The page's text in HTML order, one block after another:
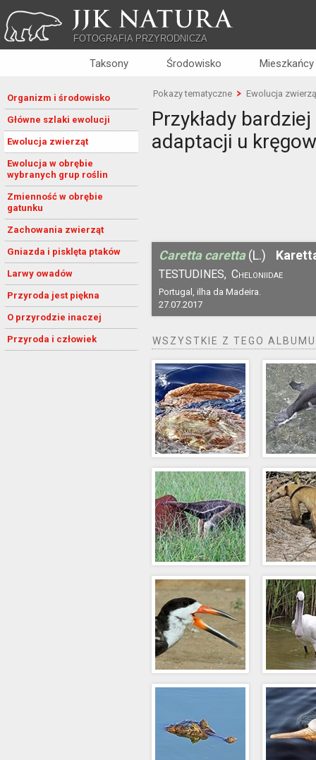
JJK NATURA
FOTOGRAFIA PRZYRODNICZA
Taksony Środowisko
Organizm i środowisko
Główne szlaki ewolucji
Ewolucja zwierząt
Ewolucja w obrębie
wybranych grup roślin
Zmienność w obrębie
gatunku
Zachowania zwierząt
Gniazda i pisklęta ptaków
Larwy owadów
Przyroda jest piękna
O przyrodzie inaczej
Przyroda i człowiek
Pokazy tematyczne Ewolucja
Przykłady
adaptacji u
Caretta caretta (L.)
TESTUDINES, Cheloniidae
Portugal, ilha da Madeira.
27.07.2017
WSZYSTKIE Z TEGO ALBUMU